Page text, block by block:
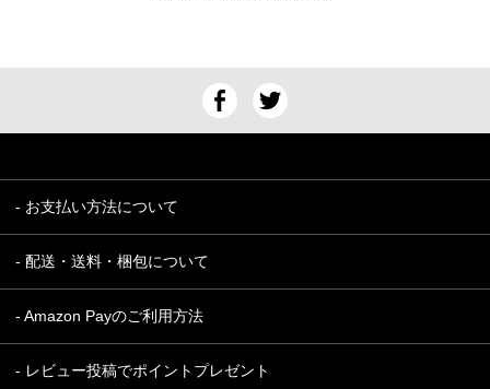
- お支払い方法について
- 配送・送料・梱包について
- Amazon Payのご利用方法
- レビュー投稿でポイントプレゼント